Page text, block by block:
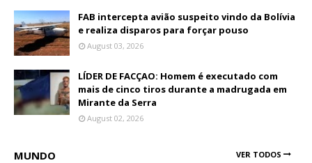
FAB intercepta avião suspeito vindo da Bolívia
e realiza disparos para forçar pouso
August 03, 2026
LÍDER DE FACÇAO: Homem é executado com
mais de cinco tiros durante a madrugada em
Mirante da Serra
August 02, 2026
MUNDO VER TODOS